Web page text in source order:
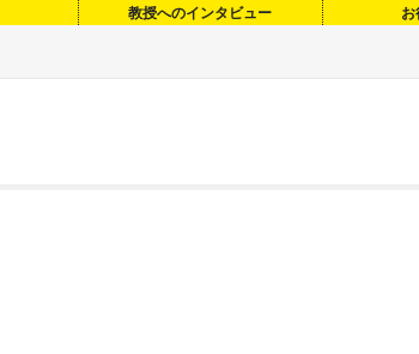
教授へのインタビュー お